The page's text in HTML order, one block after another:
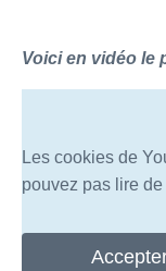
Voici en vidéo le
Les cookies de
pouvez pas lire